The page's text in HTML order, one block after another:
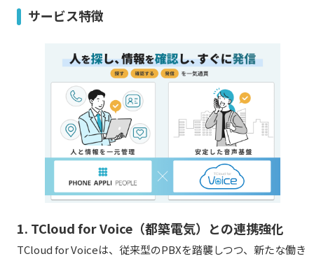
サービス特徴
1. TCloud for Voice（都築電気）との連携強化
TCloud for Voiceは、従来型のPBXを踏襲しつつ、新たな働き